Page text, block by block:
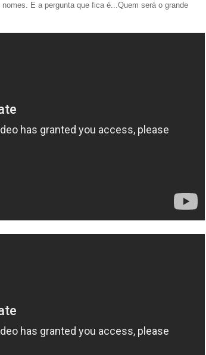
nomes. E a pergunta que fica é...Quem será o grande